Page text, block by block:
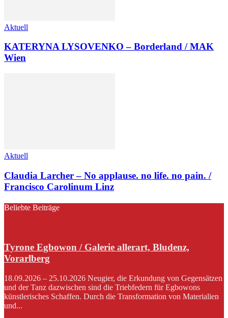
Aktuell
KATERYNA LYSOVENKO – Borderland / MAK
Wien
Aktuell
Claudia Larcher – No applause. no life. no pain. /
Francisco Carolinum Linz
Beliebte Beiträge
Tyrone Egbowon / Galerie allerart, Bludenz,
Vorarlberg
18.09.2026 – 25.10.2026 Neugier, die Erkundung von Gegensätzen
und der Tanz dazwischen sind die Triebfedern für Egbowons
künstlerisches Schaffen. Durch die Transformation von Materialien
und...